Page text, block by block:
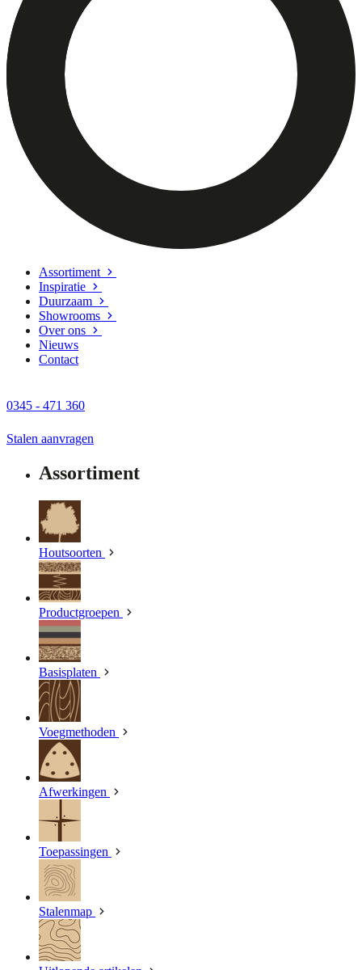
Assortiment
Inspiratie
Duurzaam
Showrooms
Over ons
Nieuws
Contact
0345 - 471 360
Stalen aanvragen
Assortiment
Houtsoorten
Productgroepen
Basisplaten
Voegmethoden
Afwerkingen
Toepassingen
Stalenmap